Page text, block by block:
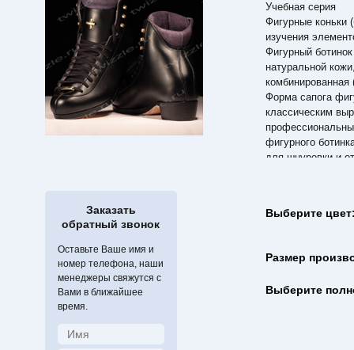
Заказать
обратный звонок
Оставьте Ваше имя и
номер телефона, наши
менеджеры свяжутся с
Вами в ближайшее
время.
Учебная серия
Фигурные коньки
изучения
Фигурный
натуральной
комбинированная
Форма сапога
классическим
фигурного
для шнуровки и
сползании в
Данная модель
элементы
Выберите
Размер
Выберите